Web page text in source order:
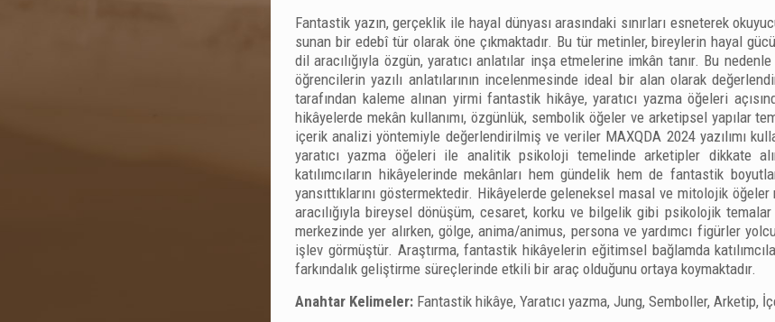
Fantastik yazın, gerçeklik ile hayal dünyası arasındaki sınırları esneterek
sunan bir edebî tür olarak öne çıkmaktadır. Bu tür metinler, bireylerin hayal
dil aracılığıyla özgün, yaratıcı anlatılar inşa etmelerine imkân tanır. Bu
öğrencilerin yazılı anlatılarının incelenmesinde ideal bir alan olarak
tarafından kaleme alınan yirmi fantastik hikâye, yaratıcı yazma öğeleri
hikâyelerde mekân kullanımı, özgünlük, sembolik öğeler ve arketipsel yapılar
içerik analizi yöntemiyle değerlendirilmiş ve veriler MAXQDA 2024 yazılımı
yaratıcı yazma öğeleri ile analitik psikoloji temelinde arketipler dikkate
katılımcıların hikâyelerinde mekânları hem gündelik hem de fantastik
yansıttıklarını göstermektedir. Hikâyelerde geleneksel masal ve mitolojik
aracılığıyla bireysel dönüşüm, cesaret, korku ve bilgelik gibi psikolojik
merkezinde yer alırken, gölge, anima/animus, persona ve yardımcı figürler
işlev görmüştür. Araştırma, fantastik hikâyelerin eğitimsel bağlamda
farkındalık geliştirme süreçlerinde etkili bir araç olduğunu ortaya koymaktadır.
Anahtar Kelimeler: Fantastik hikâye, Yaratıcı yazma, Jung, Semboller, Arketip,